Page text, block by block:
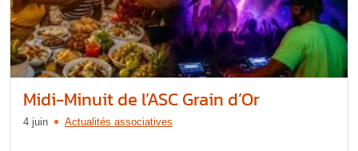
Midi-Minuit de l’ASC Grain d’Or
4 juin Actualités associatives